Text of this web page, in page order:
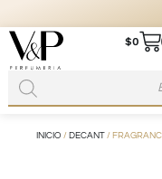
+56 9 3877
$0
INICIO / DECANT/